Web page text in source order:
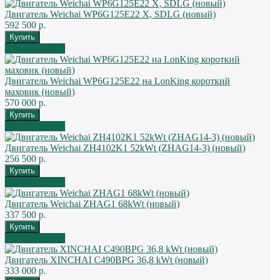
Двигатель Weichai WP6G125E22 X, SDLG (новый)
592 500 р.
Двигатель Weichai WP6G125E22 на LonKing короткий
маховик (новый)
570 000 р.
Двигатель Weichai ZH4102K1 52kWt (ZHAG14-3) (новый)
256 500 р.
Двигатель Weichai ZHAG1 68kWt (новый)
337 500 р.
Двигатель XINCHAI C490BPG 36,8 kWt (новый)
333 000 р.